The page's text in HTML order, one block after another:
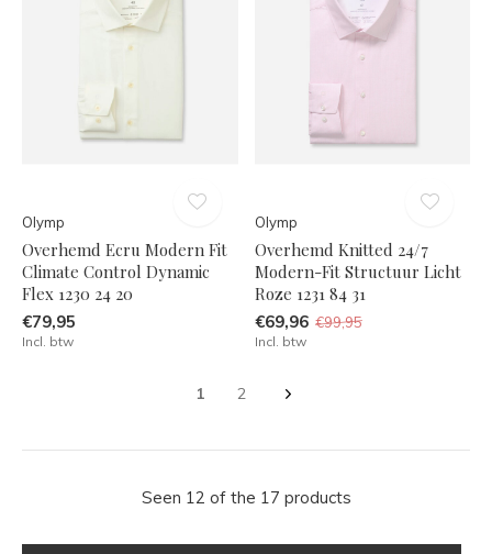
Olymp
Overhemd Ecru Modern Fit
Climate Control Dynamic
Flex 1230 24 20
€79,95
Incl. btw
Olymp
Overhemd Knitted 24/7
Modern-Fit Structuur Licht
Roze 1231 84 31
€69,96 €99,95
Incl. btw
1 2
Seen 12 of the 17 products